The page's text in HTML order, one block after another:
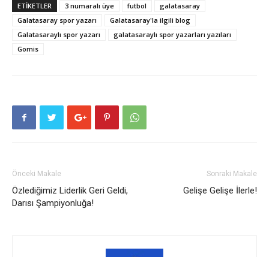
ETIKETLER 3 numaralı üye futbol
galatasaray
Galatasaray spor yazarı
Galatasaray'la ilgili blog
Galatasaraylı spor yazarı
galatasaraylı spor yazarları yazıları
Gomis
Önceki Makale
Özlediğimiz Liderlik Geri Geldi,
Darısı Şampiyonluğa!
Sonraki Makale
Gelişe Gelişe İlerle!